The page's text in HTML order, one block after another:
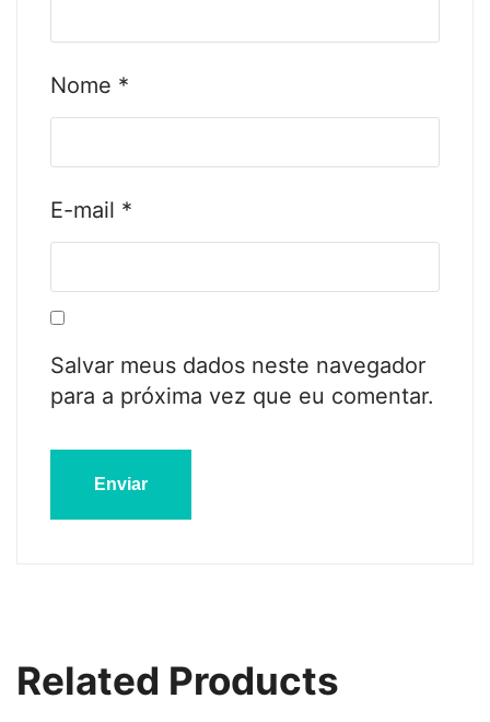
Nome *
E-mail *
Salvar meus dados neste navegador
para a próxima vez que eu comentar.
Related Products